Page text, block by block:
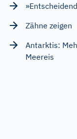
Zähne zeigen
Antarktis:
Meereis